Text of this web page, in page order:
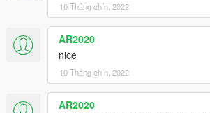
10 Tháng chín, 2022
AR2020
nice
10 Tháng chín, 2022
AR2020